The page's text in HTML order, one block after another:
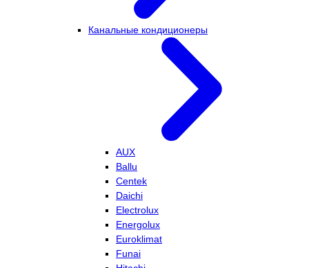
Канальные кондиционеры
AUX
Ballu
Centek
Daichi
Electrolux
Energolux
Euroklimat
Funai